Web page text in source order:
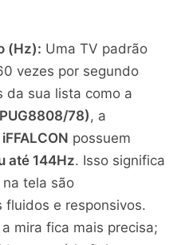
(Hz): Uma TV padrão
vezes por segundo
da sua lista como a
78) , a
iFFALCON possuem
até 144Hz. Isso significa
tela são
fluidos e responsivos.
mira fica mais precisa;